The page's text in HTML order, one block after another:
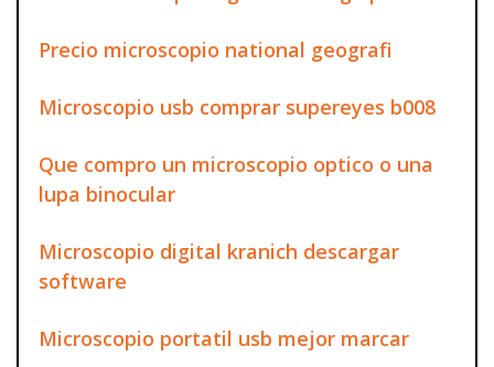
Precio microscopio national geografi
Microscopio usb comprar supereyes b008
Que compro un microscopio optico o una
lupa binocular
Microscopio digital kranich descargar
software
Microscopio portatil usb mejor marcar